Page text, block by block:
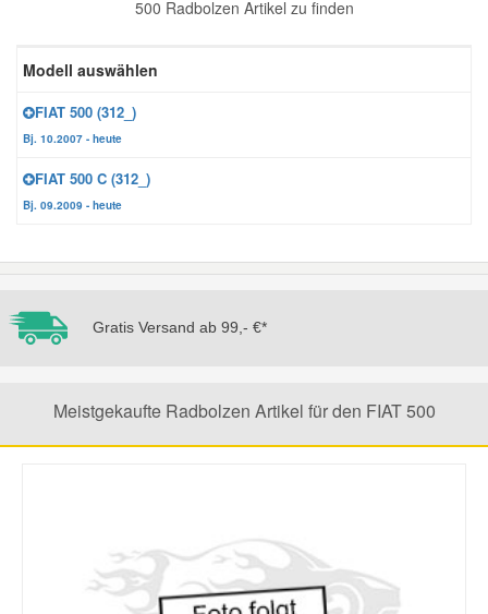
500 Radbolzen Artikel zu finden
Modell auswählen
FIAT 500 (312_)
Bj. 10.2007 - heute
FIAT 500 C (312_)
Bj. 09.2009 - heute
Gratis Versand ab 99,- €*
Meistgekaufte Radbolzen Artikel für den FIAT 500
Zündanlage und Glühanlage
Jeep Ersatzteile
Kia Ersatzteile
Mercedes Ersatzteile